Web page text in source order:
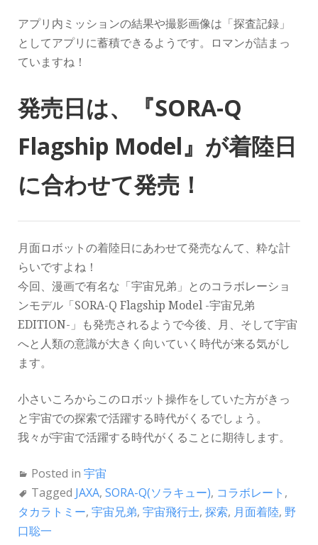
アプリ内ミッションの結果や撮影画像は「探査記録」
としてアプリに蓄積できるようです。ロマンが詰まっ
ていますね！
発売日は、『SORA-Q
Flagship Model』が着陸日
に合わせて発売！
月面ロボットの着陸日にあわせて発売なんて、粋な計
らいですよね！
今回、漫画で有名な「宇宙兄弟」とのコラボレーショ
ンモデル「SORA-Q Flagship Model -宇宙兄弟
EDITION-」も発売されるようで今後、月、そして宇宙
へと人類の意識が大きく向いていく時代が来る気がし
ます。
小さいころからこのロボット操作をしていた方がきっ
と宇宙での探索で活躍する時代がくるでしょう。
我々が宇宙で活躍する時代がくることに期待します。
Posted in 宇宙
Tagged JAXA, SORA-Q(ソラキュー), コラボレート ,
タカラトミー, 宇宙兄弟, 宇宙飛行士, 探索, 月面着陸, 野
口聡一